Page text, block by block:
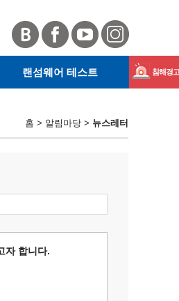
침해경
랜섬웨어 테스트
· RanSim 설치 안내
홈 > 알림마당 > 뉴스레터
자 합니다.